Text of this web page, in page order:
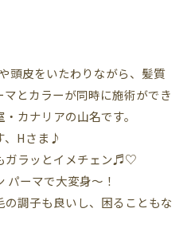
頭皮をいたわりながら、髪質
とカラーが同時に施術ができ
カナリアの山名です。
、Hさま♪
ガラッとイメチェン♬︎♡
パーマで大変身～！
調子も良いし、困ることもな